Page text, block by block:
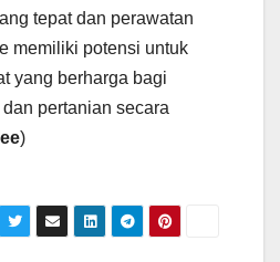
tepat dan perawatan
memiliki potensi untuk
yang berharga bagi
pertanian secara
)